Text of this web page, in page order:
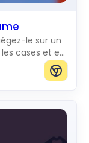
le sur un
cases et en